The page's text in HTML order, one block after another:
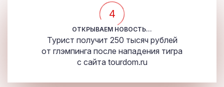
4
ОТКРЫВАЕМ НОВОСТЬ...
Турист получит 250 тысяч рублей
от глэмпинга после нападения тигра
с сайта tourdom.ru